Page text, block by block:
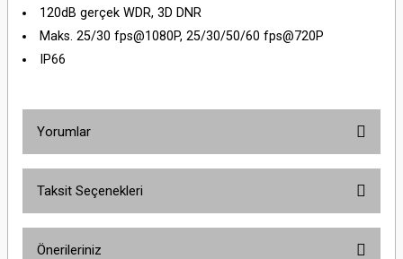
120dB gerçek WDR, 3D DNR
Maks. 25/30 fps@1080P, 25/30/50/60 fps@720P
IP66
Yorumlar
Taksit Seçenekleri
Önerileriniz